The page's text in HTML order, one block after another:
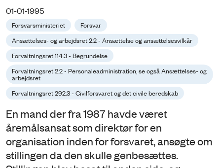
01-01-1995
Forsvarsministeriet
Forsvar
Ansættelses- og arbejdsret 2.2 - Ansættelse og ansættelsesvilkår
Forvaltningsret 114.3 - Begrundelse
Forvaltningsret 2.2 - Personaleadministration, se også Ansættelses- og
arbejdsret
Forvaltningsret 292.3 - Civilforsvaret og det civile beredskab
En mand der fra 1987 havde været
åremålsansat som direktør for en
organisation inden for forsvaret, ansøgte om
stillingen da den skulle genbesættes.